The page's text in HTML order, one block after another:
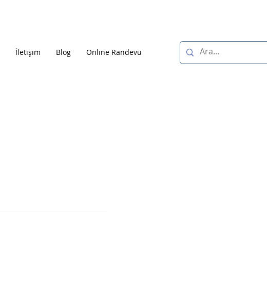
İletişim Blog Online Randevu